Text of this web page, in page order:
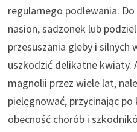
regularnego podlewania.
nasion, sadzonek lub
przesuszania gleby i
uszkodzić delikatne kwiaty.
magnolii przez wiele lat,
pielęgnować, przycinając
obecność chorób i